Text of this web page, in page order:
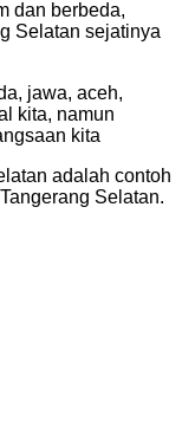
dan berbeda,
Selatan sejatinya
jawa, aceh,
kita, namun
kita
adalah contoh
Selatan.